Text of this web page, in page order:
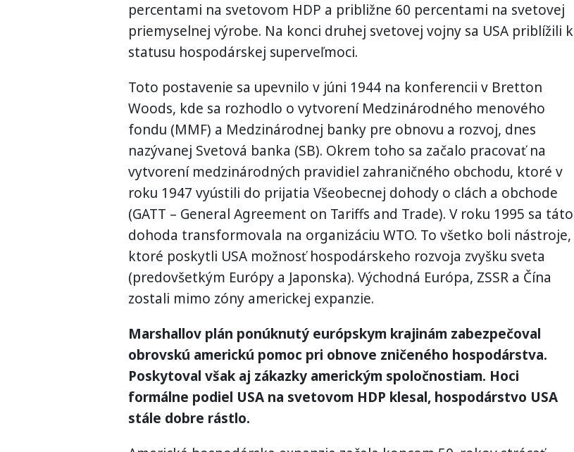
percentami na svetovom HDP a približne 60 percentami na svetovej
priemyselnej výrobe. Na konci druhej svetovej vojny sa USA priblížili k
statusu hospodárskej superveľmoci.
Toto postavenie sa upevnilo v júni 1944 na konferencii v Bretton
Woods, kde sa rozhodlo o vytvorení Medzinárodného menového
fondu (MMF) a Medzinárodnej banky pre obnovu a rozvoj, dnes
nazývanej Svetová banka (SB). Okrem toho sa začalo pracovať na
vytvorení medzinárodných pravidiel zahraničného obchodu, ktoré v
roku 1947 vyústili do prijatia Všeobecnej dohody o clách a obchode
(GATT – General Agreement on Tariffs and Trade). V roku 1995 sa táto
dohoda transformovala na organizáciu WTO. To všetko boli nástroje,
ktoré poskytli USA možnosť hospodárskeho rozvoja zvyšku sveta
(predovšetkým Európy a Japonska). Východná Európa, ZSSR a Čína
zostali mimo zóny americkej expanzie.
Marshallov plán ponúknutý európskym krajinám zabezpečoval
obrovskú americkú pomoc pri obnove zničeného hospodárstva.
Poskytoval však aj zákazky americkým spoločnostiam. Hoci
formálne podiel USA na svetovom HDP klesal, hospodárstvo USA
stále dobre rástlo.